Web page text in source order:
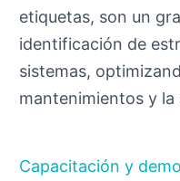
etiquetas, son un
identificación de
sistemas,
mantenimientos y la
Capacitación y